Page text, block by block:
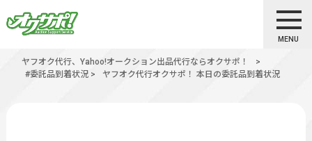
MENU
ヤフオク代行、Yahoo!オークション出品代行ならオクサポ！
>
#委託品到着状況 > ヤフオク代行オクサポ！ 本日の委託品到着状況